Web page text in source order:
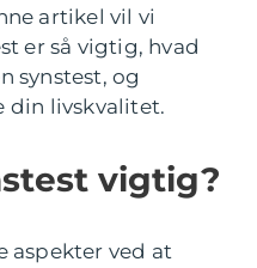
artikel vil vi
er så vigtig, hvad
synstest, og
din livskvalitet.
vigtig?
aspekter ved at